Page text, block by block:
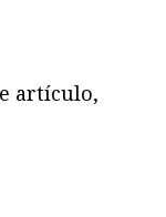
artículo,